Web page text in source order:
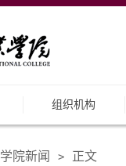
组织机构
学院新闻 > 正文